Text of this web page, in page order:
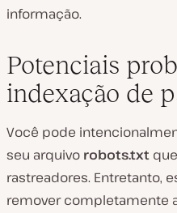
informação.
Potenciais
indexação de
Você pode
seu arquivo robots.txt
rastreadores. Entretanto,
remover completamente